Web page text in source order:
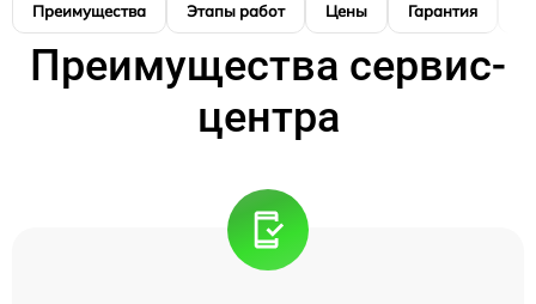
Преимущества Этапы работ Цены Гарантия
Преимущества сервис-
центра